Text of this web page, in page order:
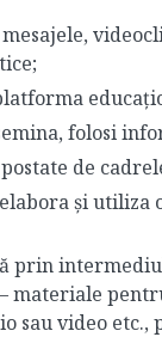
folosi
de
și
prin
materiale
sau video